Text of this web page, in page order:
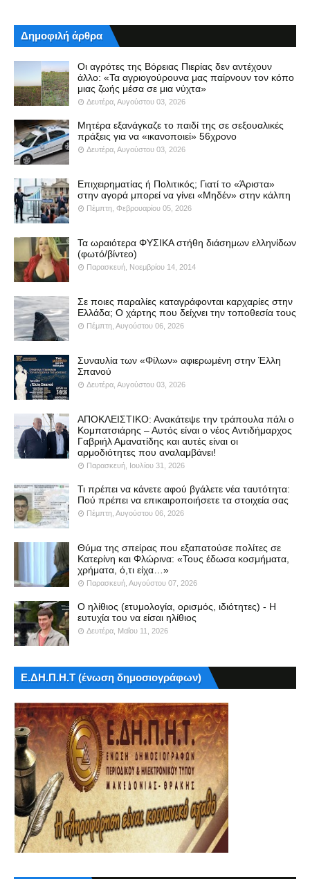
Δημοφιλή άρθρα
Οι αγρότες της Βόρειας Πιερίας δεν αντέχουν
άλλο: «Τα αγριογούρουνα μας παίρνουν τον κόπο
μιας ζωής μέσα σε μια νύχτα»
Δευτέρα, Αυγούστου 03, 2026
Μητέρα εξανάγκαζε το παιδί της σε σεξουαλικές
πράξεις για να «ικανοποιεί» 56χρονο
Δευτέρα, Αυγούστου 03, 2026
Επιχειρηματίας ή Πολιτικός; Γιατί το «Άριστα»
στην αγορά μπορεί να γίνει «Μηδέν» στην κάλπη
Πέμπτη, Φεβρουαρίου 05, 2026
Τα ωραιότερα ΦΥΣΙΚΑ στήθη διάσημων ελληνίδων
(φωτό/βίντεο)
Παρασκευή, Νοεμβρίου 14, 2014
Σε ποιες παραλίες καταγράφονται καρχαρίες στην
Ελλάδα; Ο χάρτης που δείχνει την τοποθεσία τους
Πέμπτη, Αυγούστου 06, 2026
Συναυλία των «Φίλων» αφιερωμένη στην Έλλη
Σπανού
Δευτέρα, Αυγούστου 03, 2026
ΑΠΟΚΛΕΙΣΤΙΚΟ: Ανακάτεψε την τράπουλα πάλι ο
Κομπατσιάρης – Αυτός είναι ο νέος Αντιδήμαρχος
Γαβριήλ Αμανατίδης και αυτές είναι οι
αρμοδιότητες που αναλαμβάνει!
Παρασκευή, Ιουλίου 31, 2026
Τι πρέπει να κάνετε αφού βγάλετε νέα ταυτότητα:
Πού πρέπει να επικαιροποιήσετε τα στοιχεία σας
Πέμπτη, Αυγούστου 06, 2026
Θύμα της σπείρας που εξαπατούσε πολίτες σε
Κατερίνη και Φλώρινα: «Τους έδωσα κοσμήματα,
χρήματα, ό,τι είχα…»
Παρασκευή, Αυγούστου 07, 2026
Ο ηλίθιος (ετυμολογία, ορισμός, ιδιότητες) - Η
ευτυχία του να είσαι ηλίθιος
Δευτέρα, Μαΐου 11, 2026
Ε.ΔΗ.Π.Η.Τ (ένωση δημοσιογράφων)